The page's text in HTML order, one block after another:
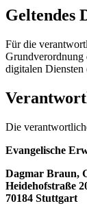
Geltendes
Für die
Grundverordnung
digitalen Diensten
Die
Evangelische
Dagmar Braun,
Heidehofstraße
70184 Stuttgart